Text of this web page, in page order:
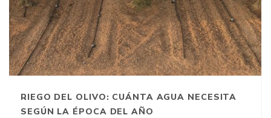
RIEGO DEL OLIVO: CUÁNTA AGUA NECESITA
SEGÚN LA ÉPOCA DEL AÑO